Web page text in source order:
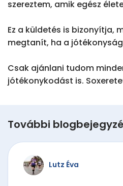
szereztem, amik egész
Ez a küldetés is bizonyítja,
megtanít, ha a
Csak ajánlani tudom
jótékonykodást is.
További
Lutz Éva